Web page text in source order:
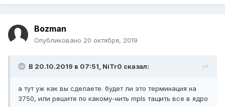
Bozman
Опубликовано 20 октября, 2019
В 20.10.2019 в 07:51, NiTr0 сказал:
а тут уж как вы сделаете. будет ли это терминация на
3750, или решите по какому-нить mpls тащить все в ядро